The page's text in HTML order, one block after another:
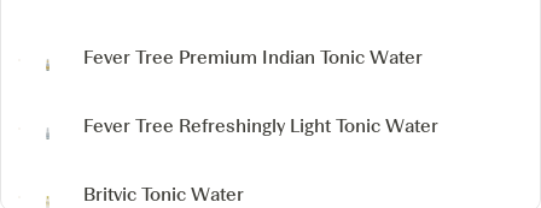
Fever Tree Premium Indian Tonic Water
Fever Tree Refreshingly Light Tonic Water
Britvic Tonic Water